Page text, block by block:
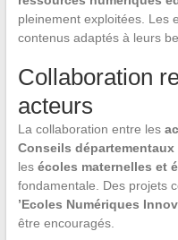
pleinement exploitées. Les
contenus adaptés à leurs
Collaboration
acteurs
La collaboration entre les
Conseils
les écoles maternelles et
fondamentale. Des projets
’Ecoles Numériques
être encouragés.